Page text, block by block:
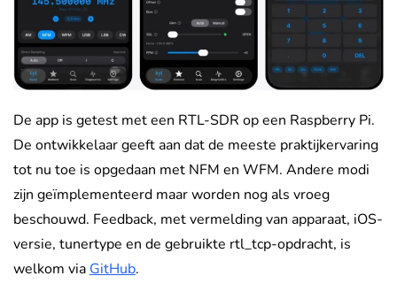
De app is getest met een RTL-SDR op een Raspberry Pi.
De ontwikkelaar geeft aan dat de meeste praktijkervaring
tot nu toe is opgedaan met NFM en WFM. Andere modi
zijn geïmplementeerd maar worden nog als vroeg
beschouwd. Feedback, met vermelding van apparaat, iOS-
versie, tunertype en de gebruikte rtl_tcp-opdracht, is
welkom viaGitHub.